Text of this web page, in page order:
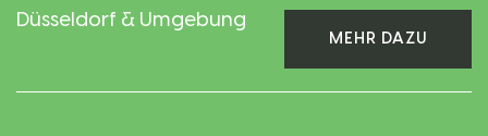
Düsseldorf & Umgebung
MEHR DAZU